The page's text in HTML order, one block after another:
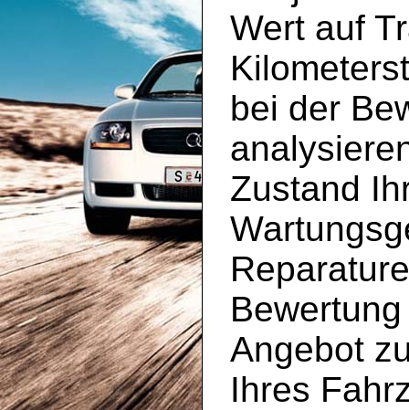
Wert auf
bei der
Zustand
Angebot
Ihres